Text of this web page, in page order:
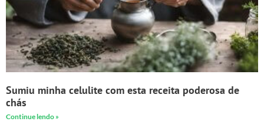
Sumiu minha celulite com esta receita poderosa de
chás
Continue lendo »